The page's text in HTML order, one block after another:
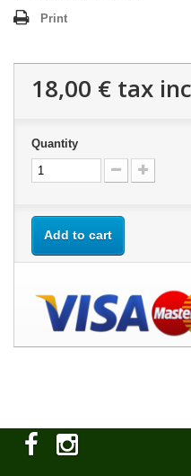
Print
18,00 € tax
Quantity
Add to cart